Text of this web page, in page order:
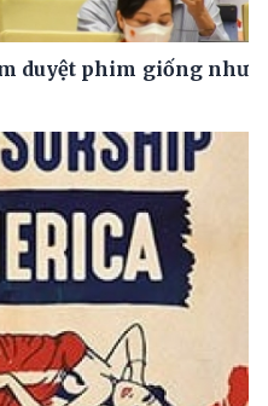
duyệt phim giống như